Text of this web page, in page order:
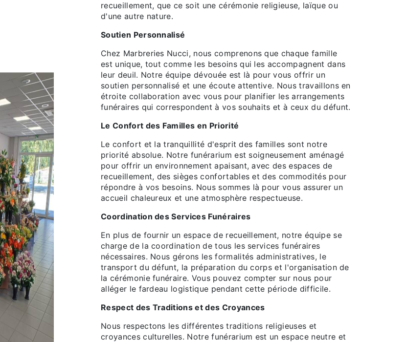
recueillement, que ce soit une cérémonie religieuse, laïque ou
d'une autre nature.
Soutien Personnalisé
Chez Marbreries Nucci, nous comprenons que chaque famille
est unique, tout comme les besoins qui les accompagnent dans
leur deuil. Notre équipe dévouée est là pour vous offrir un
soutien personnalisé et une écoute attentive. Nous travaillons en
étroite collaboration avec vous pour planifier les arrangements
funéraires qui correspondent à vos souhaits et à ceux du défunt.
Le Confort des Familles en Priorité
Le confort et la tranquillité d'esprit des familles sont notre
priorité absolue. Notre funérarium est soigneusement aménagé
pour offrir un environnement apaisant, avec des espaces de
recueillement, des sièges confortables et des commodités pour
répondre à vos besoins. Nous sommes là pour vous assurer un
accueil chaleureux et une atmosphère respectueuse.
Coordination des Services Funéraires
En plus de fournir un espace de recueillement, notre équipe se
charge de la coordination de tous les services funéraires
nécessaires. Nous gérons les formalités administratives, le
transport du défunt, la préparation du corps et l'organisation de
la cérémonie funéraire. Vous pouvez compter sur nous pour
alléger le fardeau logistique pendant cette période difficile.
Respect des Traditions et des Croyances
Nous respectons les différentes traditions religieuses et
croyances culturelles. Notre funérarium est un espace neutre et